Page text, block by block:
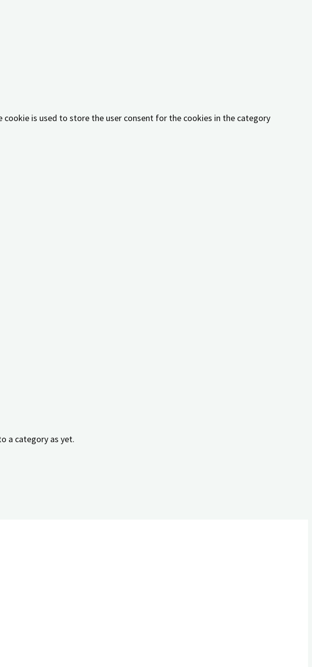
cookie is used to store the user consent for the cookies in the category "Other.
cookie is used to store the user consent for the cookies in the category
social media platforms, collect feedbacks, and other third-party features.
which helps in delivering a better user experience for the visitors.
provide information on metrics the number of visitors, bounce rate, traffic
cookies track visitors across websites and collect information to provide
a category as yet.